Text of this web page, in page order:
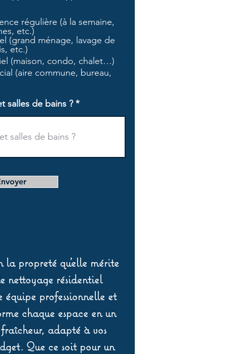
i
a
o
i
régulière (à la semaine,
etc.)
(grand ménage, lavage de
etc.)
(maison, condo, chalet…)
(aire commune, bureau,
salles de bains ?
propreté qu’elle mérite
nettoyage résidentiel
professionnelle et
chaque espace en un
adapté à vos
Que ce soit pour un